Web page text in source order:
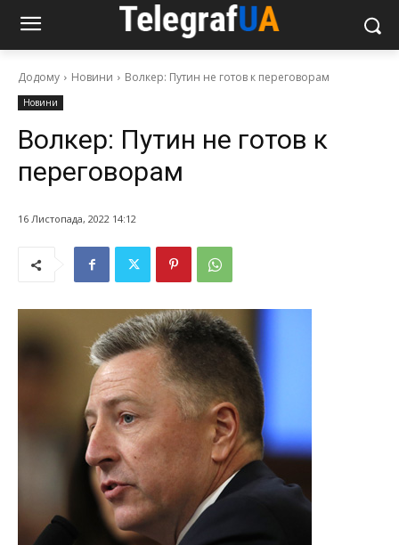
Додому Новини Волкер: Путин не готов к переговорам
Новини
Волкер: Путин не готов к
переговорам
16 Листопада, 2022 14:12